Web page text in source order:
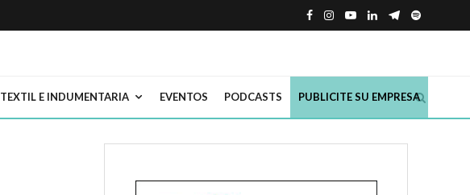
TEXTIL E INDUMENTARIA EVENTOS PODCASTS PUBLICITE SU EMPRESA